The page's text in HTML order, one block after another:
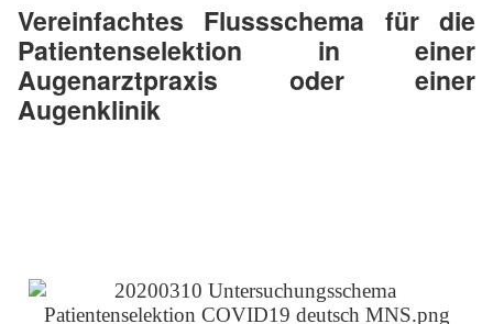
Vereinfachtes Flussschema für die
Patientenselektion in einer
Augenarztpraxis oder einer
Augenklinik